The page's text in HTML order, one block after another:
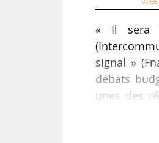
« Il sera
signal »
débats
unes des